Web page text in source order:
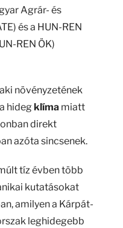
Agrár- és
és a HUN-REN
REN ÖK)
növényzetének
hidegklímamiatt
direkt
azóta sincsenek.
tíz évben több
kutatásokat
amilyen a Kárpát-
leghidegebb